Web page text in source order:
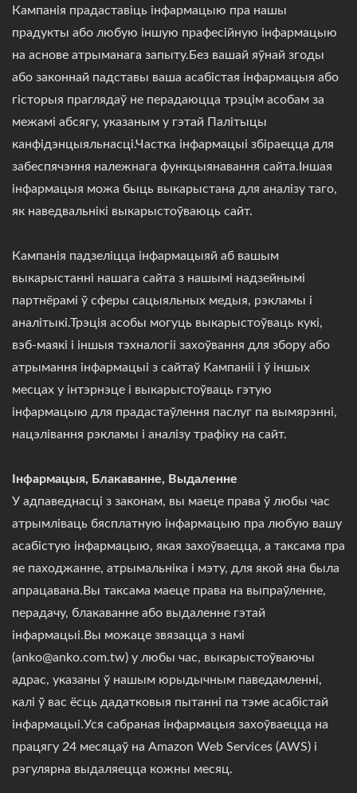
Кампанія прадаставіць інфармацыю пра нашы
прадукты або любую іншую прафесійную інфармацыю
на аснове атрыманага запыту.Без вашай яўнай згоды
або законнай падставы ваша асабістая інфармацыя або
гісторыя праглядаў не перадаюцца трэцім асобам за
межамі абсягу, указаным у гэтай Палітыцы
канфідэнцыяльнасці.Частка інфармацыі збіраецца для
забеспячэння належнага функцыянавання сайта.Іншая
інфармацыя можа быць выкарыстана для аналізу таго,
як наведвальнікі выкарыстоўваюць сайт.
Кампанія падзеліцца інфармацыяй аб вашым
выкарыстанні нашага сайта з нашымі надзейнымі
партнёрамі ў сферы сацыяльных медыя, рэкламы і
аналітыкі.Трэція асобы могуць выкарыстоўваць кукі,
вэб-маякі і іншыя тэхналогіі захоўвання для збору або
атрымання інфармацыі з сайтаў Кампаніі і ў іншых
месцах у інтэрнэце і выкарыстоўваць гэтую
інфармацыю для прадастаўлення паслуг па вымярэнні,
нацэлівання рэкламы і аналізу трафіку на сайт.
Інфармацыя, Блакаванне, Выдаленне
У адпаведнасці з законам, вы маеце права ў любы час
атрымліваць бясплатную інфармацыю пра любую вашу
асабістую інфармацыю, якая захоўваецца, а таксама пра
яе паходжанне, атрымальніка і мэту, для якой яна была
апрацавана.Вы таксама маеце права на выпраўленне,
перадачу, блакаванне або выдаленне гэтай
інфармацыі.Вы можаце звязацца з намі
(anko@anko.com.tw) у любы час, выкарыстоўваючы
адрас, указаны ў нашым юрыдычным паведамленні,
калі ў вас ёсць дадатковыя пытанні па тэме асабістай
інфармацыі.Уся сабраная інфармацыя захоўваецца на
працягу 24 месяцаў на Amazon Web Services (AWS) і
рэгулярна выдаляецца кожны месяц.